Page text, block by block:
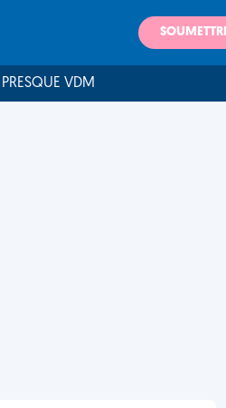
PRESQUE VDM